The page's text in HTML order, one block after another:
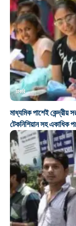
চাকরি
মাধ্যমিক পাশেই
টেকনিশিয়ান সহ একাধিক